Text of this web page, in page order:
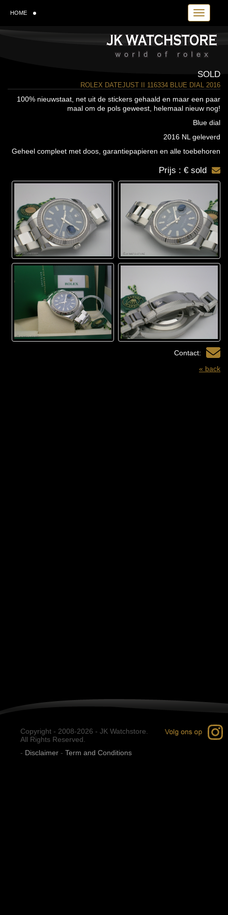
Toggle
HOME
SOLD
ROLEX DATEJUST II 116334 BLUE DIAL 2016
100% nieuwstaat, net uit de stickers gehaald en maar een paar
maal om de pols geweest, helemaal nieuw nog!
Blue dial
2016 NL geleverd
Geheel compleet met doos, garantiepapieren en alle toebehoren
Prijs : € sold
Contact:
« back
Copyright - 2008-2026 - JK Watchstore.
All Rights Reserved.
- Disclaimer - Term and Conditions